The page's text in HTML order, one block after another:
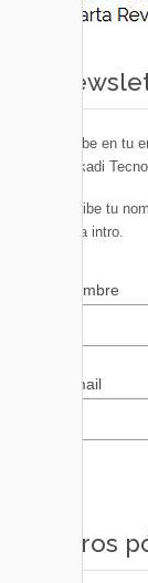
Recibe en tu
Euskadi
Escribe tu
pulsa intro.
Nombre
Email
Otros